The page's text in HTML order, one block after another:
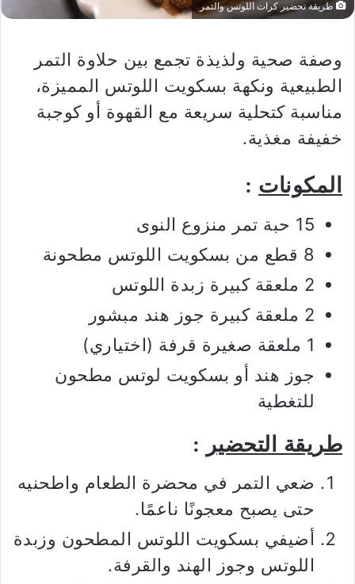
طريقة تحضير كرات اللوتس والتمر
وصفة صحية ولذيذة تجمع بين حلاوة التمر
الطبيعية ونكهة بسكويت اللوتس المميزة،
مناسبة كتحلية سريعة مع القهوة أو كوجبة
خفيفة مغذية.
المكونات :
15 حبة تمر منزوع النوى
8 قطع من بسكويت اللوتس مطحونة
2 ملعقة كبيرة زبدة اللوتس
2 ملعقة كبيرة جوز هند مبشور
1 ملعقة صغيرة قرفة (اختياري)
جوز هند أو بسكويت لوتس مطحون
للتغطية
طريقة التحضير :
ضعي التمر في محضرة الطعام واطحنيه
حتى يصبح معجونًا ناعمًا.
أضيفي بسكويت اللوتس المطحون وزبدة
اللوتس وجوز الهند والقرفة.